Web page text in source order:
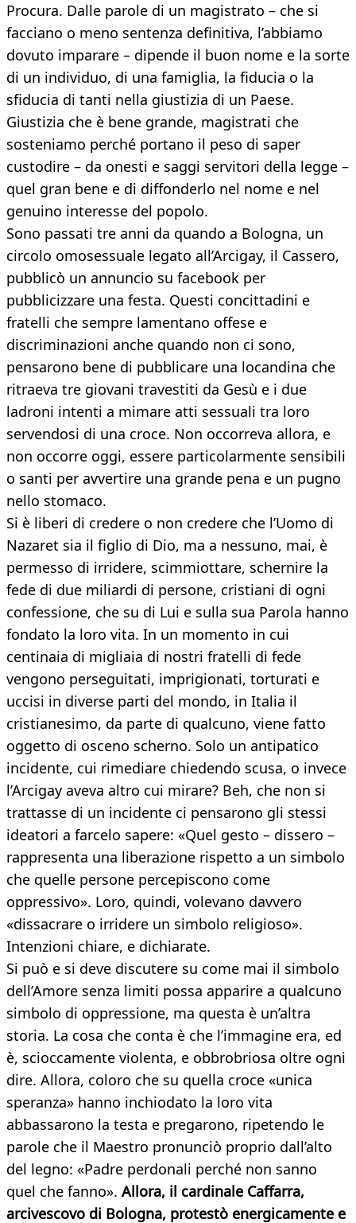
Procura. Dalle parole di un magistrato – che si
facciano o meno sentenza definitiva, l’abbiamo
dovuto imparare – dipende il buon nome e la sorte
di un individuo, di una famiglia, la fiducia o la
sfiducia di tanti nella giustizia di un Paese.
Giustizia che è bene grande, magistrati che
sosteniamo perché portano il peso di saper
custodire – da onesti e saggi servitori della legge –
quel gran bene e di diffonderlo nel nome e nel
genuino interesse del popolo.
Sono passati tre anni da quando a Bologna, un
circolo omosessuale legato all’Arcigay, il Cassero,
pubblicò un annuncio su facebook per
pubblicizzare una festa. Questi concittadini e
fratelli che sempre lamentano offese e
discriminazioni anche quando non ci sono,
pensarono bene di pubblicare una locandina che
ritraeva tre giovani travestiti da Gesù e i due
ladroni intenti a mimare atti sessuali tra loro
servendosi di una croce. Non occorreva allora, e
non occorre oggi, essere particolarmente sensibili
o santi per avvertire una grande pena e un pugno
nello stomaco.
Si è liberi di credere o non credere che l’Uomo di
Nazaret sia il figlio di Dio, ma a nessuno, mai, è
permesso di irridere, scimmiottare, schernire la
fede di due miliardi di persone, cristiani di ogni
confessione, che su di Lui e sulla sua Parola hanno
fondato la loro vita. In un momento in cui
centinaia di migliaia di nostri fratelli di fede
vengono perseguitati, imprigionati, torturati e
uccisi in diverse parti del mondo, in Italia il
cristianesimo, da parte di qualcuno, viene fatto
oggetto di osceno scherno. Solo un antipatico
incidente, cui rimediare chiedendo scusa, o invece
l’Arcigay aveva altro cui mirare? Beh, che non si
trattasse di un incidente ci pensarono gli stessi
ideatori a farcelo sapere: «Quel gesto – dissero –
rappresenta una liberazione rispetto a un simbolo
che quelle persone percepiscono come
oppressivo». Loro, quindi, volevano davvero
«dissacrare o irridere un simbolo religioso».
Intenzioni chiare, e dichiarate.
Si può e si deve discutere su come mai il simbolo
dell’Amore senza limiti possa apparire a qualcuno
simbolo di oppressione, ma questa è un’altra
storia. La cosa che conta è che l’immagine era, ed
è, scioccamente violenta, e obbrobriosa oltre ogni
dire. Allora, coloro che su quella croce «unica
speranza» hanno inchiodato la loro vita
abbassarono la testa e pregarono, ripetendo le
parole che il Maestro pronunciò proprio dall’alto
del legno: «Padre perdonali perché non sanno
quel che fanno». Allora, il cardinale Caffarra,
arcivescovo di Bologna, protestò energicamente e